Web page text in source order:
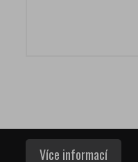
Více informací